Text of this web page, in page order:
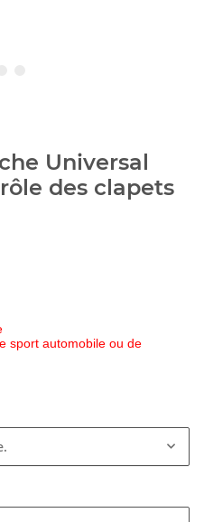
Universal
des clapets
sport automobile ou de